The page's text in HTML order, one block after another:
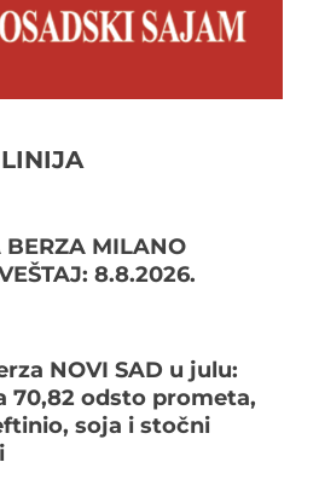
BERZA MILANO
8.8.2026.
NOVI SAD u julu:
70,82 odsto prometa,
soja i stočni